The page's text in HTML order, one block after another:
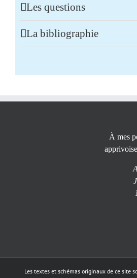
Les questions
La bibliographie
À mes
Les textes et schémas originaux de ce site